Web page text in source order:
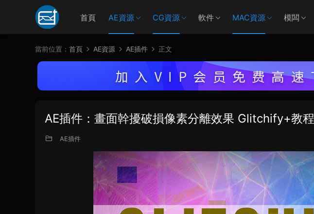
首頁 AE資源 CG資源 軟件 MAC資源 模闆
當前位置： 首頁 AE資源 AE插件 正文
AE插件：畫面幹擾破損像素分離效果 Glitchify+教程
AE插件